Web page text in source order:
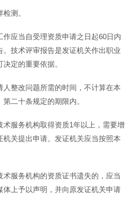
测。
作应当自受理资质申请之日起60日内
。技术评审报告是发证机关作出职业
定的重要依据。
人整改问题所需的时间，不计算在本
二十条规定的期限内。
术服务机构取得资质1年以上，需要增
机关提出申请。发证机关应当按照本
术服务机构的资质证书遗失的，应当
体上予以声明，并向原发证机关申请